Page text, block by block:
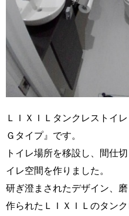
ＬＩＸＩＬタンクレストイ
Ｇタイプ』です。
トイレ場所を移設し、間仕
イレ空間を作りました。
研ぎ澄まされたデザイン、
作られたＬＩＸＩＬのタン